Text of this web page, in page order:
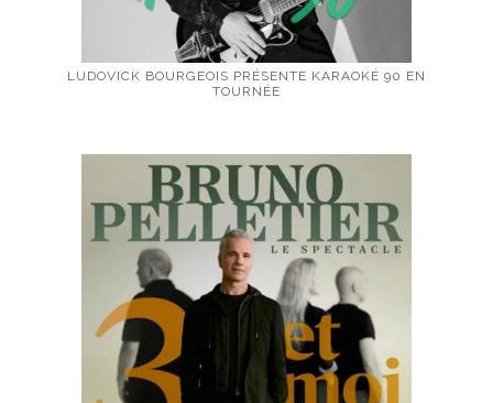
LUDOVICK BOURGEOIS PRÉSENTE KARAOKÉ 90 EN
TOURNÉE